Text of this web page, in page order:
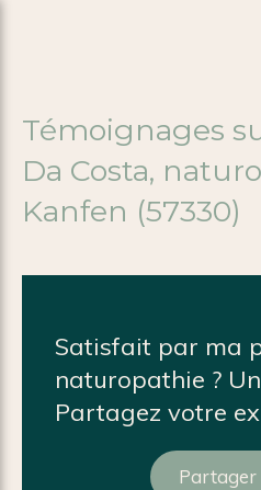
Témoignages
Da Costa,
Kanfen (57330)
Satisfait par ma
naturopathie ?
Partagez votre
Partager